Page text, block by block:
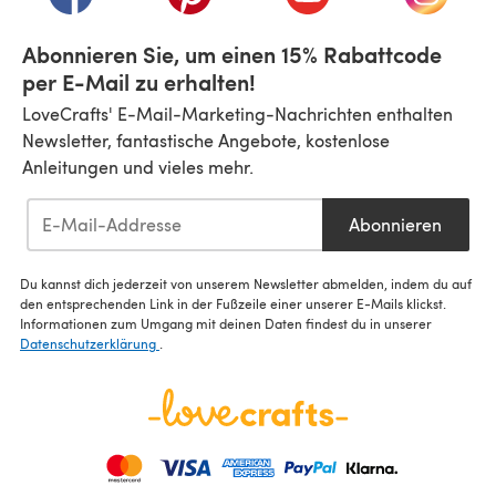
Abonnieren Sie, um einen 15% Rabattcode
per E-Mail zu erhalten!
LoveCrafts' E-Mail-Marketing-Nachrichten enthalten
Newsletter, fantastische Angebote, kostenlose
Anleitungen und vieles mehr.
Abonnieren
Du kannst dich jederzeit von unserem Newsletter abmelden, indem du auf
den entsprechenden Link in der Fußzeile einer unserer E-Mails klickst.
Informationen zum Umgang mit deinen Daten findest du in unserer
Datenschutzerklärung